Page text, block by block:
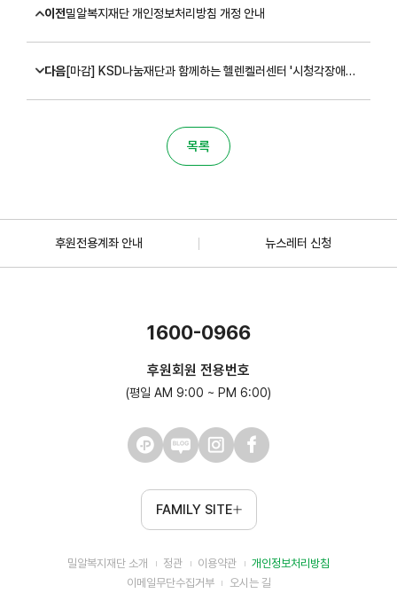
이전밀알복지재단 개인정보처리방침 개정 안내
다음 [마감] KSD나눔재단과 함께하는 헬렌켈러센터 '시청각장애아동 촉감·맞춤교육' 신청자 모집 (~6/16)
목록
후원전용계좌 안내 뉴스레터 신청
1600-0966
후원회원 전용번호
(평일 AM 9:00 ~ PM 6:00)
FAMILY SITE
밀알복지재단 소개 정관 이용약관
개인정보처리방침
이메일무단수집거부
오시는 길